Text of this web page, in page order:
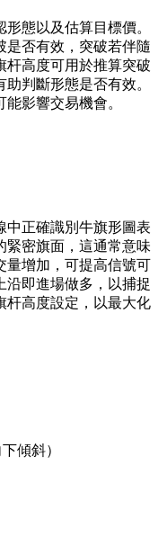
態以及估算目標價。
是否有效，突破若伴隨
杆高度可用於推算突破
判斷形態是否有效。
影響交易機會。
中正確識別牛旗形圖表
緊密旗面，這通常意味
量增加，可提高信號可
沿即進場做多，以捕捉
杆高度設定，以最大化
傾斜）